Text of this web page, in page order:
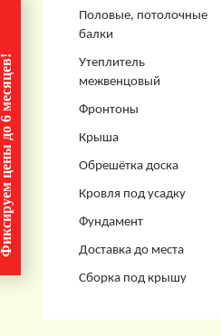
Половые, потолочные
балки
Утеплитель
межвенцовый
Фронтоны
Крыша
Обрешётка доска
Кровля под усадку
Фундамент
Доставка до места
Сборка под крышу
до 6 месяцев!